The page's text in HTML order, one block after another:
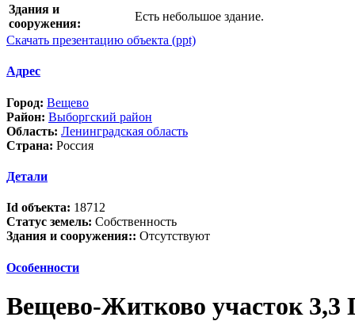
Здания и
сооружения:
Есть небольшое здание.
Скачать презентацию объекта (ppt)
Адрес
Город: Вещево
Район: Выборгский район
Область: Ленинградская область
Страна: Россия
Детали
Id объекта: 18712
Статус земель: Собственность
Здания и сооружения:: Отсутствуют
Особенности
Вещево-Житково участок 3,3